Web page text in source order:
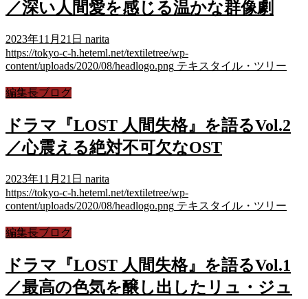
／深い人間愛を感じる温かな群像劇
2023年11月21日 narita
https://tokyo-c-h.heteml.net/textiletree/wp-
content/uploads/2020/08/headlogo.png テキスタイル・ツリー
編集長ブログ
ドラマ『LOST 人間失格』を語るVol.2
／心震える絶対不可欠なOST
2023年11月21日 narita
https://tokyo-c-h.heteml.net/textiletree/wp-
content/uploads/2020/08/headlogo.png テキスタイル・ツリー
編集長ブログ
ドラマ『LOST 人間失格』を語るVol.1
／最高の色気を醸し出したリュ・ジュ